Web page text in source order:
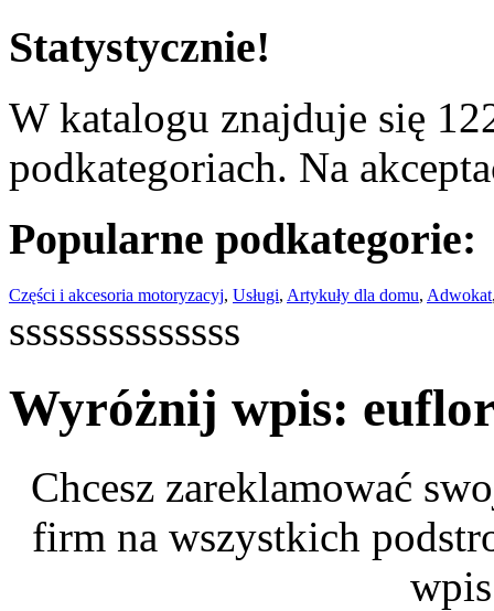
Statystycznie!
W katalogu znajduje się
podkategoriach. Na
Popularne podkategorie:
Części i akcesoria motoryzacyj, Usługi, Artykuły dla domu, Adwokat
ssssssssssssss
Wyróżnij wpis:
Chcesz zareklamować
firm na wszystkich